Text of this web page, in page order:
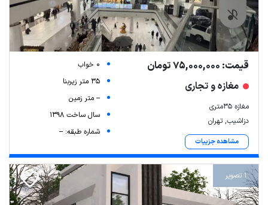
قیمت: 75,000,000 تومان
مغازه و تجاری
مغازه ۳۵متری
دزاشیب, تهران
مشاهده جزییات
0 خواب
35 متر زیربنا
-- متر زمین
سال ساخت 1398
شماره طبقه: --
1 تصویر